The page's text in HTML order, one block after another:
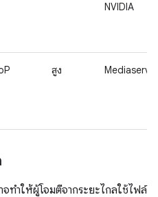
NVIDIA
สูง Mediaserver
ทำให้ผู้โจมตีจากระยะไกลใช้ไฟล์